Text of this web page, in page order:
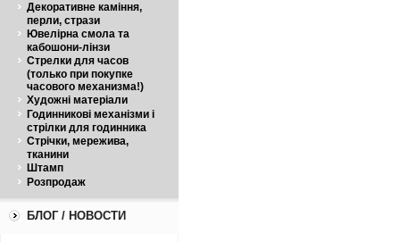
Декоративне каміння,
перли, стрази
Ювелірна смола та
кабошони-лінзи
Стрелки для часов
(только при покупке
часового механизма!)
Художні матеріали
Годинникові механізми і
стрілки для годинника
Стрічки, мережива,
тканини
Штамп
Розпродаж
БЛОГ / НОВОСТИ